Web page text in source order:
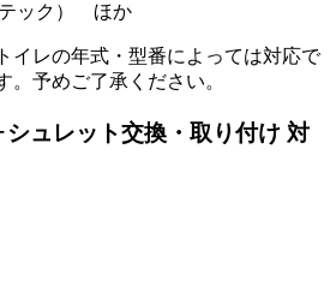
テック） ほか
イレの年式・型番によっては対応で
。予めご了承ください。
ュレット交換・取り付け 対